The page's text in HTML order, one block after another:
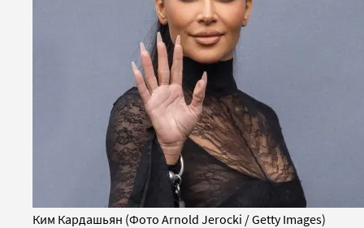
Ким Кардашьян (Фото Arnold Jerocki / Getty Images)